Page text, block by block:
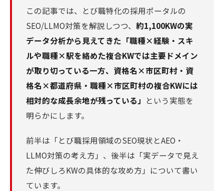
この記事では、とび職特化の採用ポータルの
SEO/LLMO対策を解説しつつ、 約1,100KWの実
データ分析から見えてきた「職種×経験・スキ
ルや職種×駅を絡めた複合KWでは主要ドメイン
が取り切っている一方、資格名×市区町村・資
格名×都道府県・職種×市区町村の複合KWには
相対的な成長余地が残っている」 という実態を
明らかにします。
前半は「とび職採用領域のSEO現状とAEO・
LLMO対策の考え方」、後半は「実データで見え
た伸びしろKWの具体的な攻め方」について書い
ています。